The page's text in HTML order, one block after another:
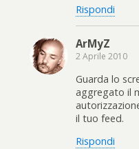
Rispondi
ArMyZ
2 Aprile 2010
Guarda lo
aggregato il
il tuo feed.
Rispondi